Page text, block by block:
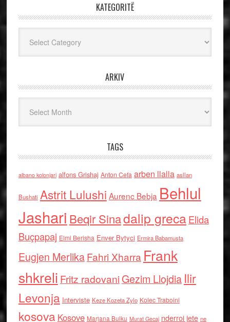
KATEGORITË
ARKIV
TAGS
albano kolonjari alfons Grishaj Anton Cefa arben llalla asllan
Bushati Astrit Lulushi Aurenc Bebja Behlul
Jashari Beqir Sinadalip grecaElida
Buçpapaj Elmi Berisha Enver Bytyci Ermira Babamusta
Eugjen MerlikaFahri Xharra Frank
shkreli Fritz radovaniGezim Llojdia Ilir
Levonja Interviste Keze Kozeta Zylo Kolec Traboini
kosova Kosove Marjana Bulku Murat Gecaj nderroi jete ne